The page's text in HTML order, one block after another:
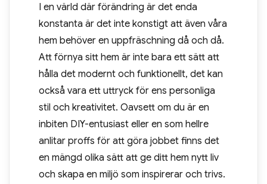
I en värld där förändring är det enda
konstanta är det inte konstigt att även våra
hem behöver en uppfräschning då och då.
Att förnya sitt hem är inte bara ett sätt att
hålla det modernt och funktionellt, det kan
också vara ett uttryck för ens personliga
stil och kreativitet. Oavsett om du är en
inbiten DIY-entusiast eller en som hellre
anlitar proffs för att göra jobbet finns det
en mängd olika sätt att ge ditt hem nytt liv
och skapa en miljö som inspirerar och trivs.